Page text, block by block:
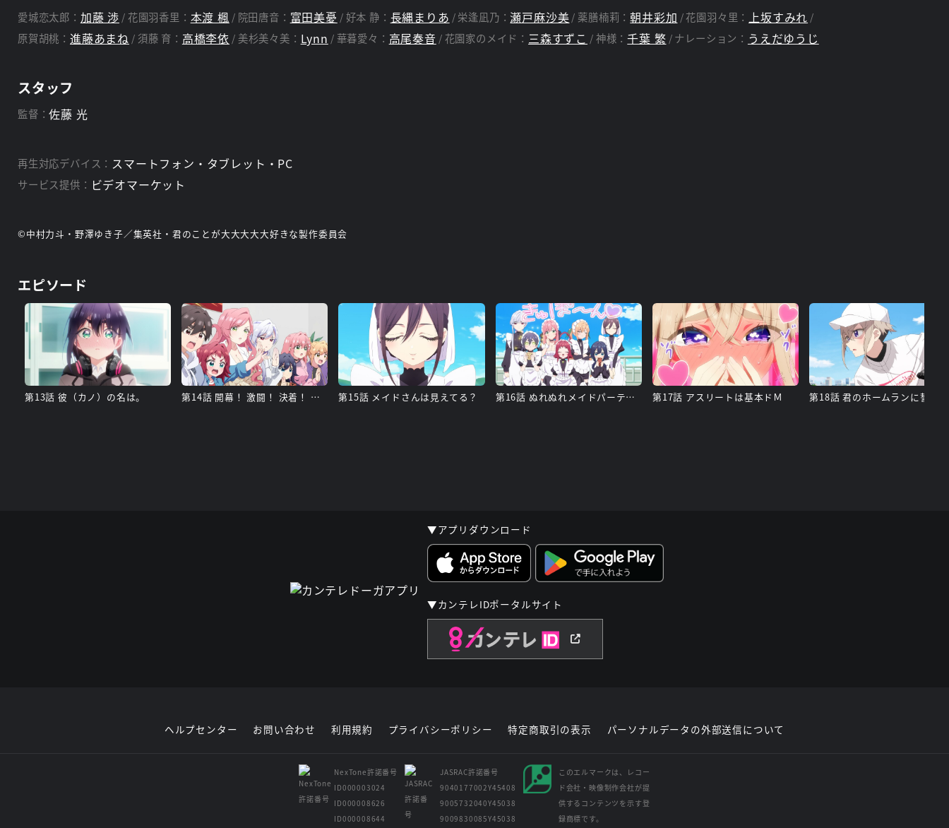
愛城恋太郎： 加藤 渉 花園羽香里： 本渡 楓 院田唐音： 富田美憂 好本 静： 長縄まりあ 栄逢凪乃：瀬戸麻沙美 薬膳楠莉：朝井彩加 花園羽々里： 上坂すみれ
原賀胡桃： 進藤あまね 須藤 育： 高橋李依 美杉美々美： Lynn 華暮愛々： 高尾奏音 花園家のメイド： 三森すずこ 神様：千葉 繁 ナレーション： うえだゆうじ
スタッフ
監督：佐藤 光
再生対応デバイス： スマートフォン・タブレット・PC
サービス提供： ビデオマーケット
©中村力斗・野澤ゆき子／集英社・君のことが大大大大大好きな製作委員会
エピソード
第13話 彼（カノ）の名は。 第14話 開幕！ 激闘！ 決着！ フードファイトフェスティバル 第15話 メイドさんは見えてる？ 第16話 ぬれぬれメイドパーティー 第17話 アスリートは基本ドＭ 第18話 君のホームランに誓う
▼アプリダウンロード
▼カンテレIDポータルサイト
ヘルプセンター お問い合わせ 利用規約 プライバシーポリシー 特定商取引の表示 パーソナルデータの外部送信について
NexTone許諾番号
ID000003024
ID000008626
ID000008644
JASRAC許諾番号
9040177002Y45408
9005732040Y45038
9009830085Y45038
このエルマークは、レコー
ド会社・映像制作会社が提
供するコンテンツを示す登
録商標です。